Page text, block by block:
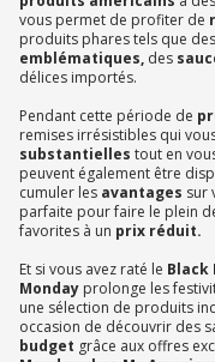
vous permet de profiter de
produits phares tels que des
emblématiques, des
délices importés.
Pendant cette période de
remises irrésistibles qui
substantielles tout en
peuvent également être
cumuler les avantages sur
parfaite pour faire le plein
favorites à un prix réduit.
Et si vous avez raté le Black
Monday prolonge les
une sélection de produits
occasion de découvrir des
budget grâce aux offres